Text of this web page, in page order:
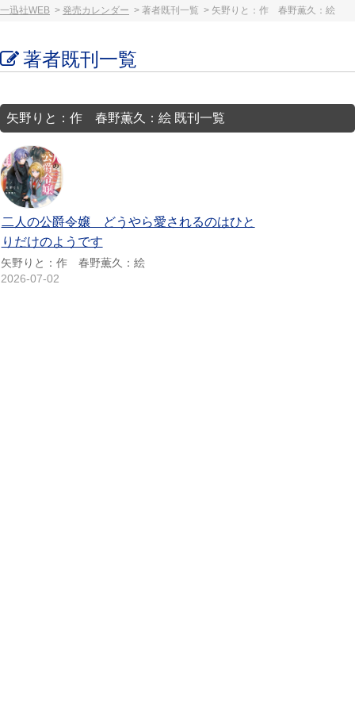
一迅社WEB 発売カレンダー 著者既刊一覧 矢野りと：作 春野薫久：絵
著者既刊一覧
矢野りと：作 春野薫久：絵 既刊一覧
二人の公爵令嬢 どうやら愛されるのはひと
りだけのようです
矢野りと：作 春野薫久：絵
2026-07-02